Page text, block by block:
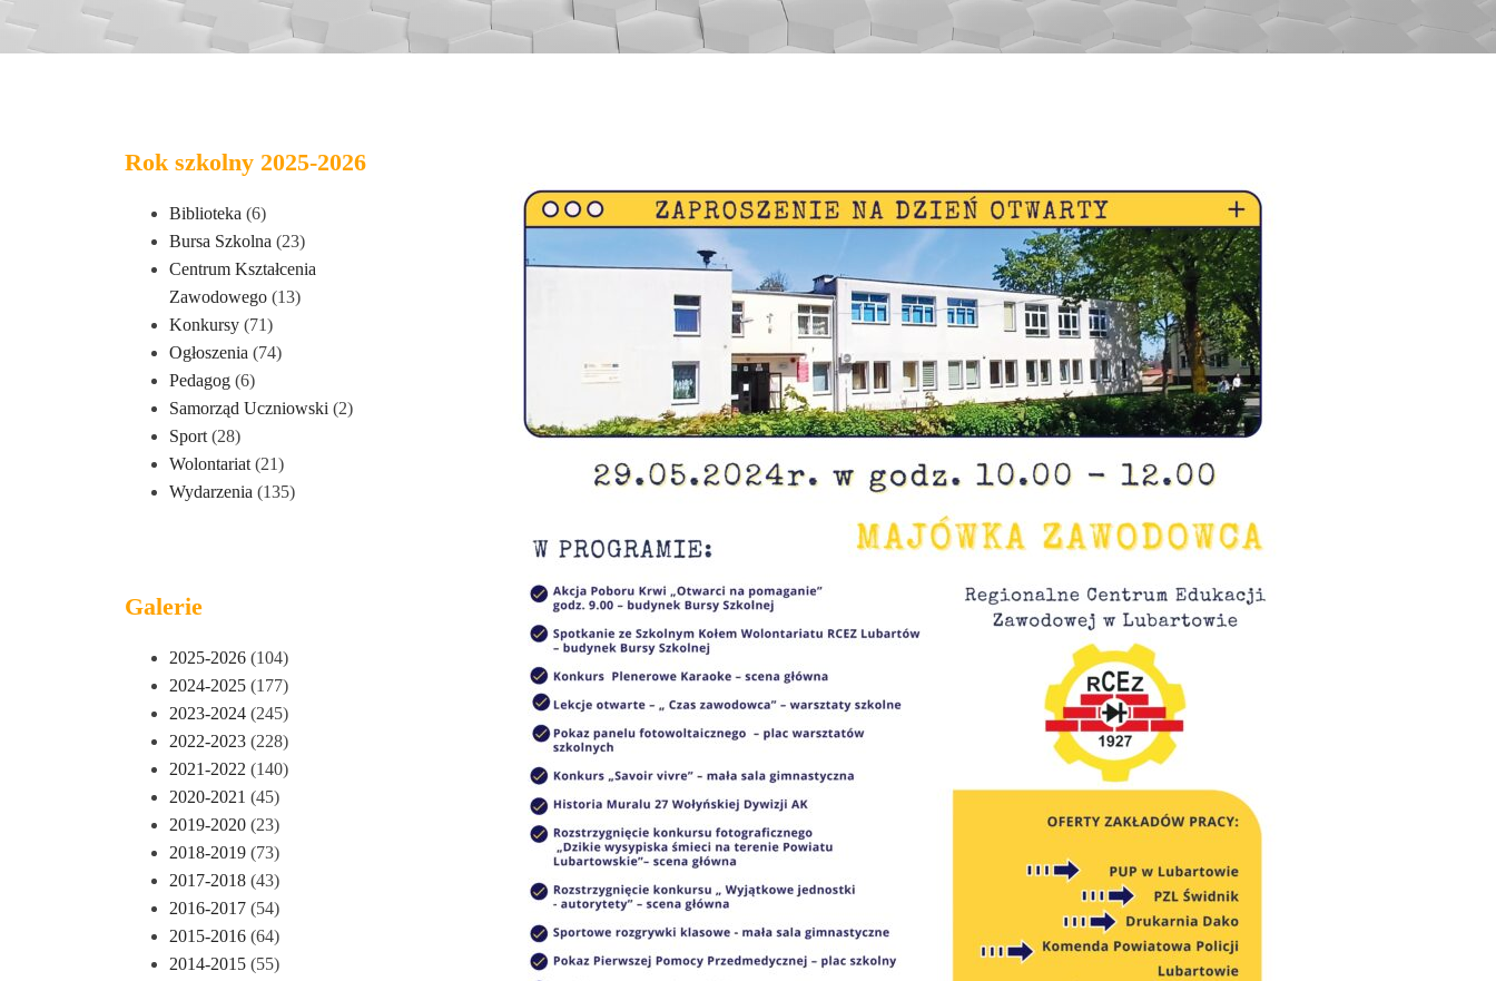
Rok szkolny 2025-2026
Biblioteka (6)
Bursa Szkolna (23)
Centrum Kształcenia
Zawodowego (13)
Konkursy (71)
Ogłoszenia (74)
Pedagog (6)
Samorząd Uczniowski (2)
Sport (28)
Wolontariat (21)
Wydarzenia (135)
Galerie
2025-2026 (104)
2024-2025 (177)
2023-2024 (245)
2022-2023 (228)
2021-2022 (140)
2020-2021 (45)
2019-2020 (23)
2018-2019 (73)
2017-2018 (43)
2016-2017 (54)
2015-2016 (64)
2014-2015 (55)